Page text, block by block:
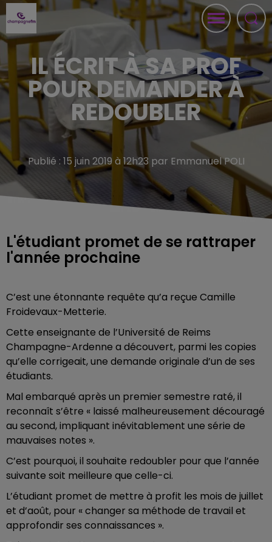
IL ÉCRIT À SA PROF
POUR DEMANDER À
REDOUBLER
Publié : 15 juin 2019 à 12h23 par Emmanuel POLI
L'étudiant promet de se rattraper
l'année prochaine
C’est une étonnante requête qu’a reçue Camille
Froidevaux-Metterie.
Cette enseignante de l’Université de Reims
Champagne-Ardenne a découvert, parmi les copies
qu’elle corrigeait, une demande originale d’un de ses
étudiants.
Mal embarqué après un premier semestre raté, il
reconnaît s’être « laissé malheureusement découragé
au second, impliquant inévitablement une série de
mauvaises notes ».
C’est pourquoi, il souhaite redoubler pour que l’année
suivante soit meilleure que celle-ci.
L’étudiant promet de mettre à profit les mois de juillet
et d’août, pour « changer sa méthode de travail et
approfondir ses connaissances ».